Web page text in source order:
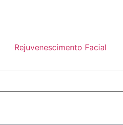
Rejuvenescimento Facial